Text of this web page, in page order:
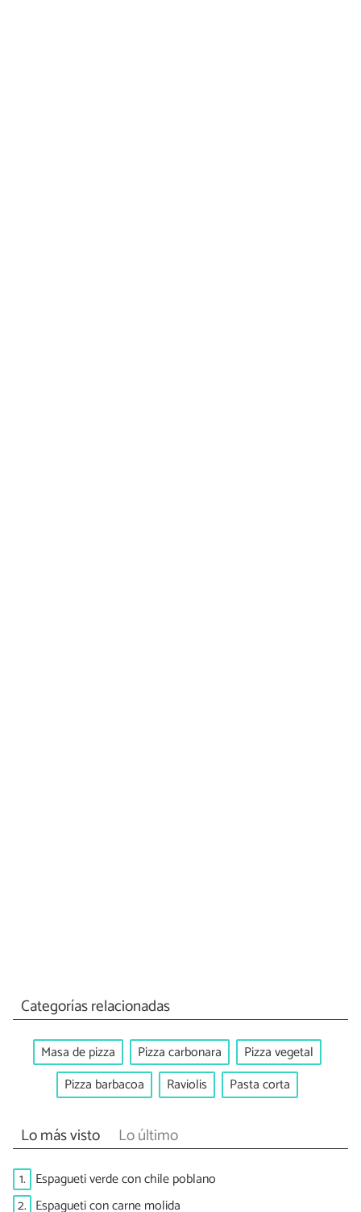
Categorías relacionadas
Masa de pizza Pizza carbonara
Pizza vegetal
Pizza barbacoa
Raviolis Pasta corta
Lo más visto Lo último
1. Espagueti verde con chile poblano
2. Espagueti con carne molida